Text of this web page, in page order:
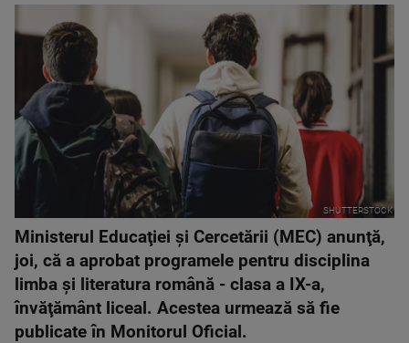
SHUTTERSTOCK
Ministerul Educaţiei şi Cercetării (MEC) anunţă,
joi, că a aprobat programele pentru disciplina
limba şi literatura română - clasa a IX-a,
învăţământ liceal. Acestea urmează să fie
publicate în Monitorul Oficial.